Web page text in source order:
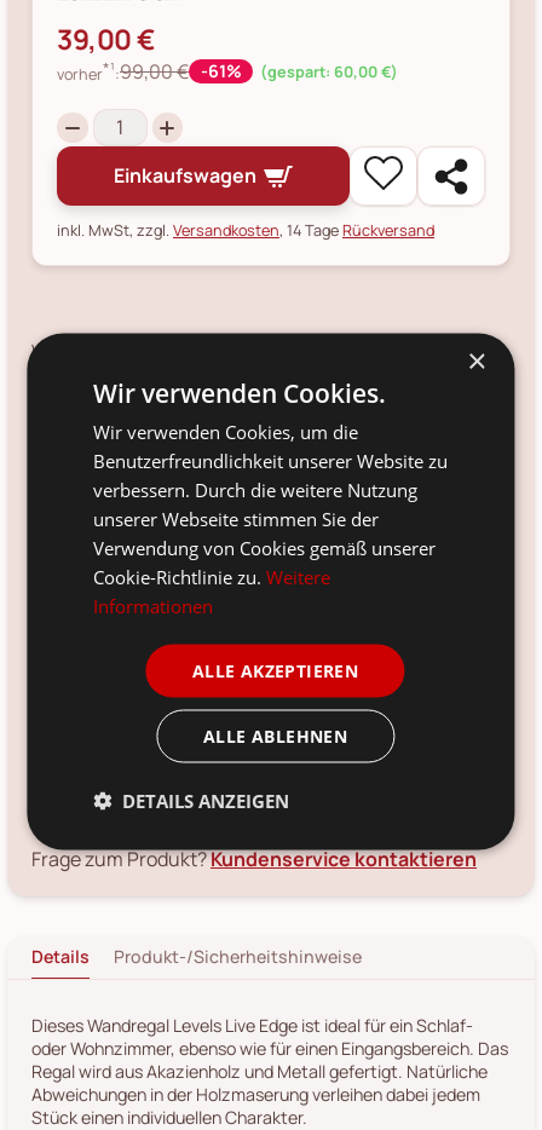
39,00 €
vorher*¹:99,00 € -61% (gespart: 60,00 €)
Einkaufswagen
inkl. MwSt, zzgl.Versandkosten, 14 TageRückversand
Verfügbarkeit:
Ja, noch 5 Stück verfügbar.
noch 5 Stück sofort verfügbar. *
Artikelnr.:
HSMAN-LE2570
25x22x70 cm
Akazienholz, Eisen
Voraussichtliche Lieferung:
-14. Aug 2026*
Frage zum Produkt?Kundenservice kontaktieren
Details Produkt-/Sicherheitshinweise
Dieses Wandregal Levels Live Edge ist ideal für ein Schlaf-
oder Wohnzimmer, ebenso wie für einen Eingangsbereich. Das
Regal wird aus Akazienholz und Metall gefertigt. Natürliche
Abweichungen in der Holzmaserung verleihen dabei jedem
Stück einen individuellen Charakter.
×
Wir verwenden Cookies.
Wir verwenden Cookies, um die
Benutzerfreundlichkeit unserer Website zu
verbessern. Durch die weitere Nutzung
unserer Webseite stimmen Sie der
Verwendung von Cookies gemäß unserer
Cookie-Richtlinie zu.Weitere
Informationen
ALLE AKZEPTIEREN
ALLE ABLEHNEN
DETAILS ANZEIGEN